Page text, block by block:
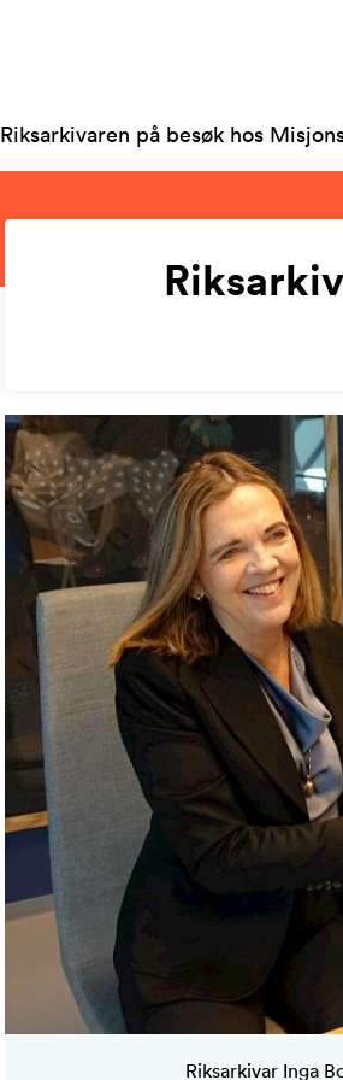
Riksarkivaren på besøk hos
Riksarkivar Inga